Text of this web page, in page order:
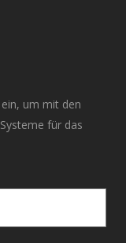
um mit den
für das